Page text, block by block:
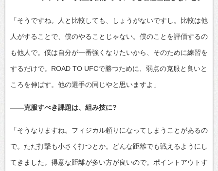
「そうですね。人と比較しても、しょうがないですし。比較は他
人がすることで、僕のやることじゃない。僕のことを評価するの
も他人で。僕は自分が一番強くなりたいから、そのために練習を
するだけで。ROAD TO UFCで勝つために、弱点の克服と良いと
ころを伸ばす。他の選手の同じやと思いますよ」
――克服すべき課題は、組み技に?
「そうなりますね。フィジカル頼りになってしまうことがあるの
で。ただ打撃も小さく打つとか。どんな距離でも戦えるようにし
てきました。得意な距離が多い方が良いので。ポイントアウトす